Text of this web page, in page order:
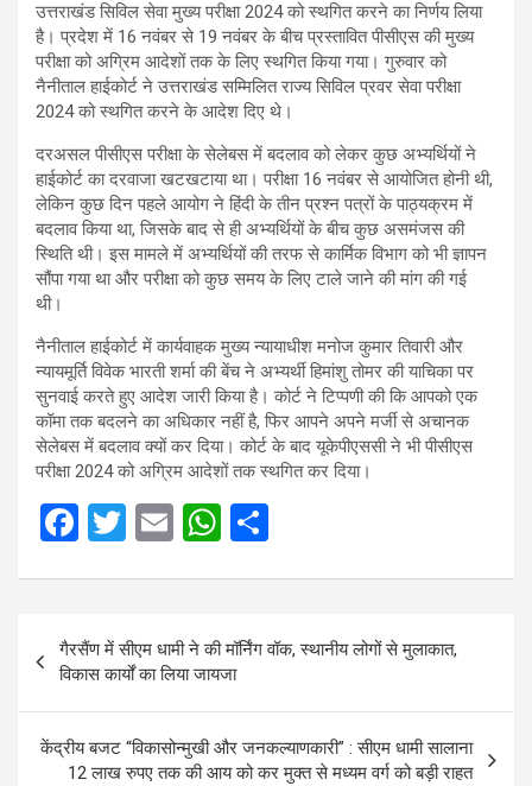
उत्तराखंड सिविल सेवा मुख्य परीक्षा 2024 को स्थगित करने का निर्णय लिया
है। प्रदेश में 16 नवंबर से 19 नवंबर के बीच प्रस्तावित पीसीएस की मुख्य
परीक्षा को अग्रिम आदेशों तक के लिए स्थगित किया गया। गुरुवार को
नैनीताल हाईकोर्ट ने उत्तराखंड सम्मिलित राज्य सिविल प्रवर सेवा परीक्षा
2024 को स्थगित करने के आदेश दिए थे।
दरअसल पीसीएस परीक्षा के सेलेबस में बदलाव को लेकर कुछ अभ्यर्थियों ने
हाईकोर्ट का दरवाजा खटखटाया था। परीक्षा 16 नवंबर से आयोजित होनी थी,
लेकिन कुछ दिन पहले आयोग ने हिंदी के तीन प्रश्न पत्रों के पाठ्यक्रम में
बदलाव किया था, जिसके बाद से ही अभ्यर्थियों के बीच कुछ असमंजस की
स्थिति थी। इस मामले में अभ्यर्थियों की तरफ से कार्मिक विभाग को भी ज्ञापन
सौंपा गया था और परीक्षा को कुछ समय के लिए टाले जाने की मांग की गई
थी।
नैनीताल हाईकोर्ट में कार्यवाहक मुख्य न्यायाधीश मनोज कुमार तिवारी और
न्यायमूर्ति विवेक भारती शर्मा की बेंच ने अभ्यर्थी हिमांशु तोमर की याचिका पर
सुनवाई करते हुए आदेश जारी किया है। कोर्ट ने टिप्पणी की कि आपको एक
कॉमा तक बदलने का अधिकार नहीं है, फिर आपने अपने मर्जी से अचानक
सेलेबस में बदलाव क्यों कर दिया। कोर्ट के बाद यूकेपीएससी ने भी पीसीएस
परीक्षा 2024 को अग्रिम आदेशों तक स्थगित कर दिया।
F
b
o
o
k
T
er
E
W
s
A
p
p
e
Post
navigation
गैरसैंण में सीएम धामी ने की मॉर्निंग वॉक, स्थानीय लोगों से मुलाकात,
विकास कार्यों का लिया जायजा
केंद्रीय बजट “विकासोन्मुखी और जनकल्याणकारी” : सीएम धामी सालाना
12 लाख रुपए तक की आय को कर मुक्त से मध्यम वर्ग को बड़ी राहत